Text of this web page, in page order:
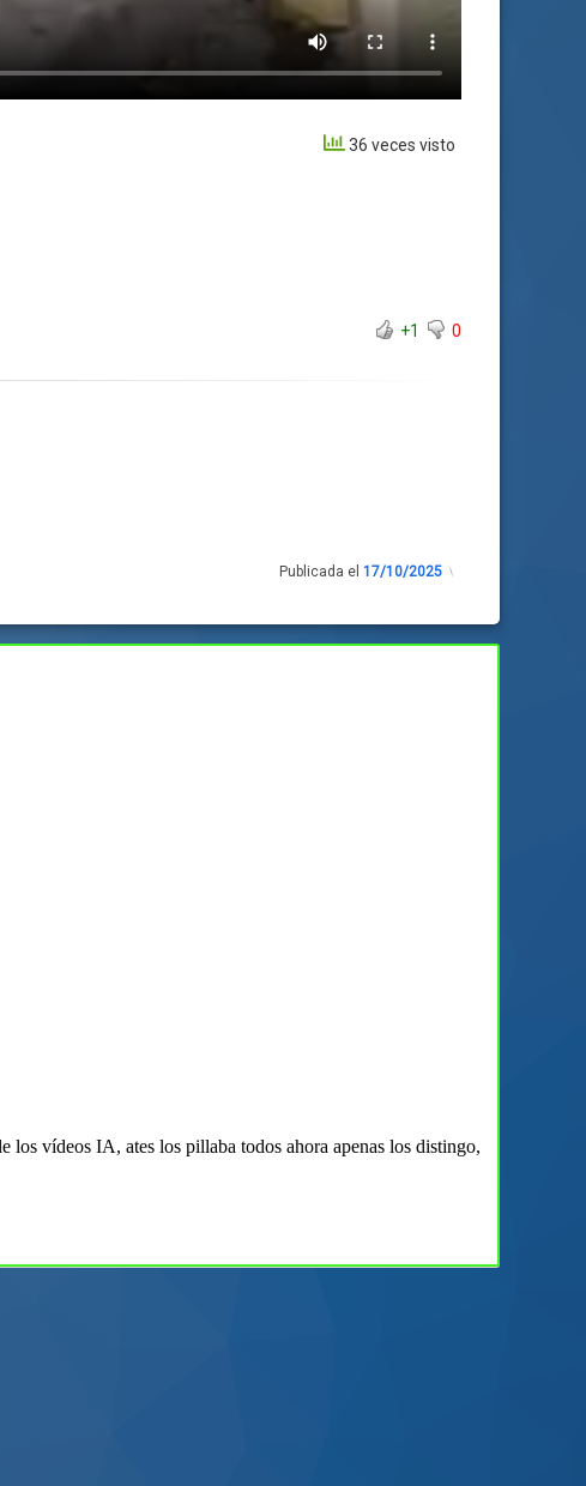
36 veces visto
+1
0
Publicada el 17/10/2025
17/10/2025